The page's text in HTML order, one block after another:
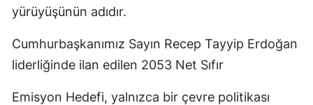
yürüyüşünün adıdır.
Cumhurbaşkanımız Sayın Recep Tayyip Erdoğan
liderliğinde ilan edilen 2053 Net Sıfır
Emisyon Hedefi, yalnızca bir çevre politikası